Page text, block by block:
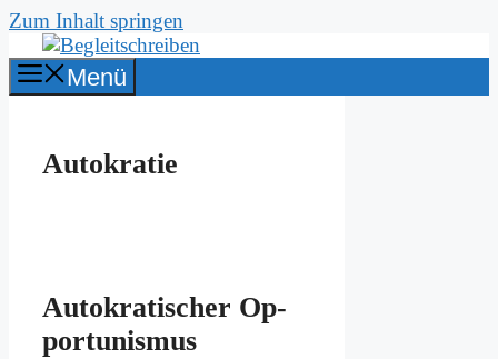
Zum Inhalt springen
Menü
Autokratie
Au­to­kra­ti­scher Op­
por­tu­nis­mus